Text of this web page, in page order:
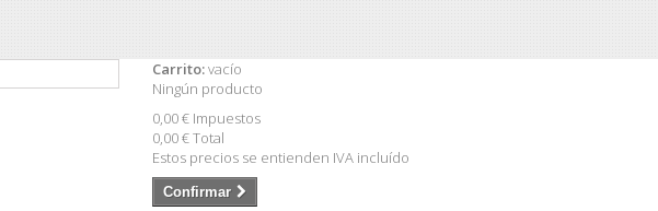
Carrito:vacío
Ningún producto
0,00 € Impuestos
0,00 €Total
Estos precios se entienden IVA incluído
Confirmar